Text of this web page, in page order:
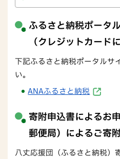
ふるさと納税ポータ
（クレジットカード
下記ふるさと納税ポータルサ
い。
ANAふるさと納税
寄附申込書によるお
郵便局）によるご寄附
八丈応援団（ふるさと納税）